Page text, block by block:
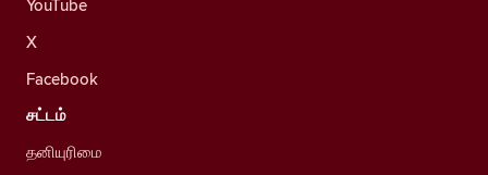
X
Facebook
சட்டம்
தனியுரிமை